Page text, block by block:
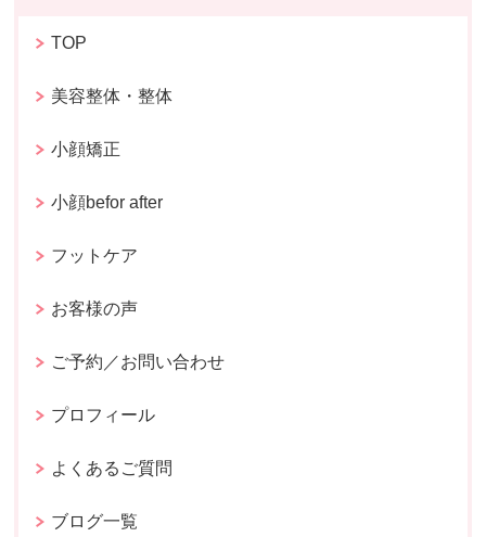
TOP
美容整体・整体
小顔矯正
小顔befor after
フットケア
お客様の声
ご予約／お問い合わせ
プロフィール
よくあるご質問
ブログ一覧